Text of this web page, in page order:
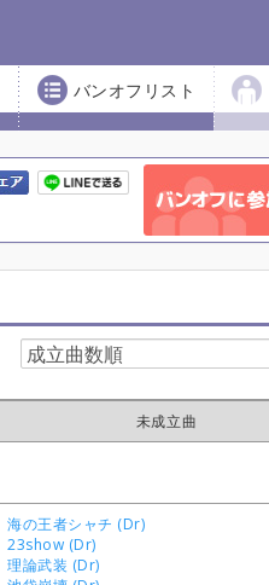
バンオフリスト
未成立曲
海の王者シャチ (Dr)
23show (Dr)
理論武装 (Dr)